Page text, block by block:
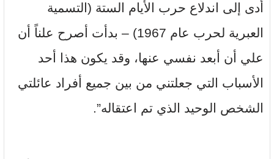
أدى إلى اندلاع حرب الأيام الستة (التسمية
العبرية لحرب عام 1967) – بدأت أصرح علناً أن
علي أن أبعد نفسي عنها، وقد يكون هذا أحد
الأسباب التي جعلتني من بين جميع أفراد عائلتي
الشخص الوحيد الذي تم اعتقاله”.